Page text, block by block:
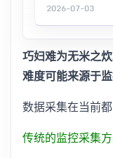
2026-07-03
巧妇难为无米之
难度可能来源于
数据采集在当前
传统的监控采集